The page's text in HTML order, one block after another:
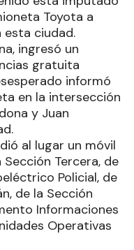
Toyota a
esta ciudad.
ingresó un
gratuita
informó
en la intersección
y Juan
al lugar un móvil
Tercera, de
Policial, de
de la Sección
Informaciones
Operativas